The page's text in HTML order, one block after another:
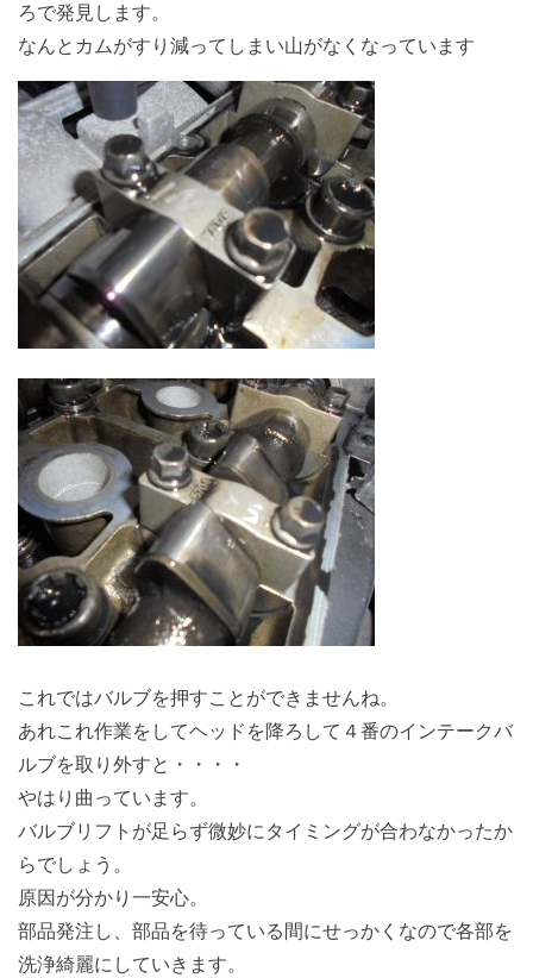
ろで発見します。
なんとカムがすり減ってしまい山がなくなっています
これではバルブを押すことができませんね。
あれこれ作業をしてヘッドを降ろして４番のインテークバ
ルブを取り外すと・・・・
やはり曲っています。
バルブリフトが足らず微妙にタイミングが合わなかったか
らでしょう。
原因が分かり一安心。
部品発注し、部品を待っている間にせっかくなので各部を
洗浄綺麗にしていきます。